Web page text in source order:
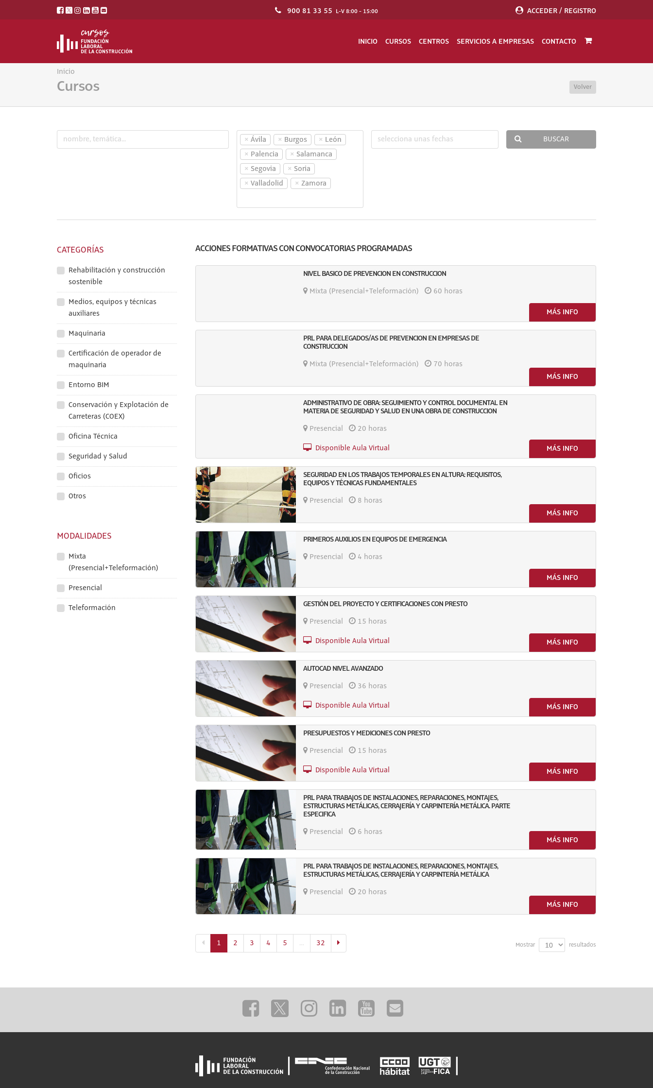
900 81 33 55 L-V 8:00 - 15:00 ACCEDER / REGISTRO
INICIO CURSOS CENTROS SERVICIOS A EMPRESAS CONTACTO
Inicio
Cursos Volver
× Ávila × Burgos × León
× Palencia × Salamanca
× Segovia × Soria
× Valladolid × Zamora
BUSCAR
CATEGORÍAS
Rehabilitación y construcción
sostenible
Medios, equipos y técnicas
auxiliares
Maquinaria
Certificación de operador de
maquinaria
Entorno BIM
Conservación y Explotación de
Carreteras (COEX)
Oficina Técnica
Seguridad y Salud
Oficios
Otros
MODALIDADES
Mixta
(Presencial+Teleformación)
Presencial
Teleformación
ACCIONES FORMATIVAS CON CONVOCATORIAS PROGRAMADAS
NIVEL BASICO DE PREVENCION EN CONSTRUCCION
Mixta (Presencial+Teleformación) 60 horas
MÁS INFO
PRL PARA DELEGADOS/AS DE PREVENCION EN EMPRESAS DE
CONSTRUCCION
Mixta (Presencial+Teleformación)
70 horas
MÁS INFO
ADMINISTRATIVO DE OBRA: SEGUIMIENTO Y CONTROL DOCUMENTAL EN
MATERIA DE SEGURIDAD Y SALUD EN UNA OBRA DE CONSTRUCCION
Presencial 20 horas
Disponible Aula Virtual MÁS INFO
SEGURIDAD EN LOS TRABAJOS TEMPORALES EN ALTURA: REQUISITOS,
EQUIPOS Y TÉCNICAS FUNDAMENTALES
Presencial
8 horas
MÁS INFO
PRIMEROS AUXILIOS EN EQUIPOS DE EMERGENCIA
Presencial 4 horas
MÁS INFO
GESTIÓN DEL PROYECTO Y CERTIFICACIONES CON PRESTO
Presencial 15 horas
Disponible Aula Virtual MÁS INFO
AUTOCAD NIVEL AVANZADO
Presencial 36 horas
Disponible Aula Virtual MÁS INFO
PRESUPUESTOS Y MEDICIONES CON PRESTO
Presencial 15 horas
Disponible Aula Virtual MÁS INFO
PRL PARA TRABAJOS DE INSTALACIONES, REPARACIONES, MONTAJES,
ESTRUCTURAS METÁLICAS, CERRAJERÍA Y CARPINTERÍA METÁLICA. PARTE
ESPECIFICA
Presencial
6 horas
MÁS INFO
PRL PARA TRABAJOS DE INSTALACIONES, REPARACIONES, MONTAJES,
ESTRUCTURAS METÁLICAS, CERRAJERÍA Y CARPINTERÍA METÁLICA
Presencial
20 horas
MÁS INFO
Mostrar resultados
1 (actual)
2 3 4 5 … 32